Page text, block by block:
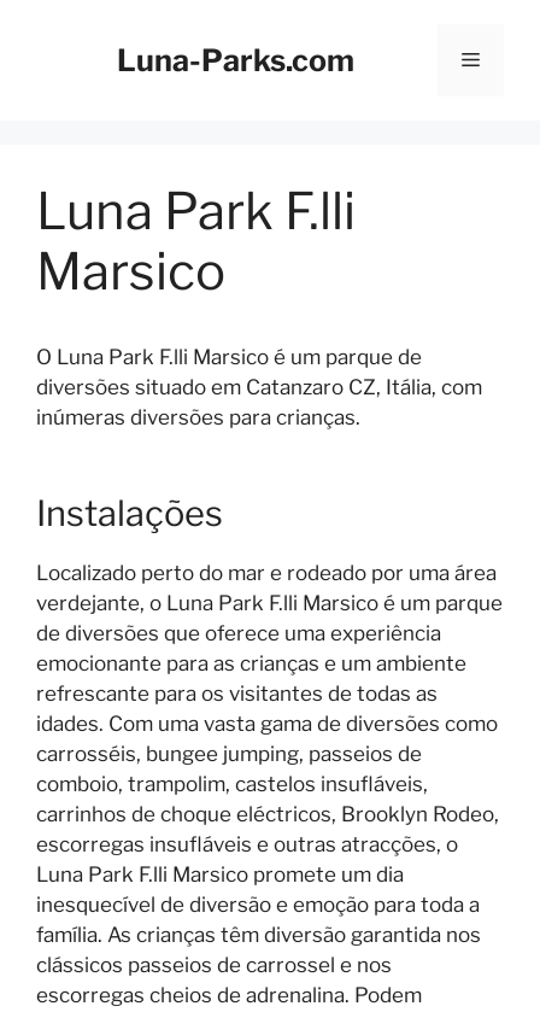
Luna-Parks.com Menu
Luna Park F.lli
Marsico
O Luna Park F.lli Marsico é um parque de
diversões situado em Catanzaro CZ, Itália, com
inúmeras diversões para crianças.
Instalações
Localizado perto do mar e rodeado por uma área
verdejante, o Luna Park F.lli Marsico é um parque
de diversões que oferece uma experiência
emocionante para as crianças e um ambiente
refrescante para os visitantes de todas as
idades. Com uma vasta gama de diversões como
carrosséis, bungee jumping, passeios de
comboio, trampolim, castelos insufláveis,
carrinhos de choque eléctricos, Brooklyn Rodeo,
escorregas insufláveis e outras atracções, o
Luna Park F.lli Marsico promete um dia
inesquecível de diversão e emoção para toda a
família. As crianças têm diversão garantida nos
clássicos passeios de carrossel e nos
escorregas cheios de adrenalina. Podem